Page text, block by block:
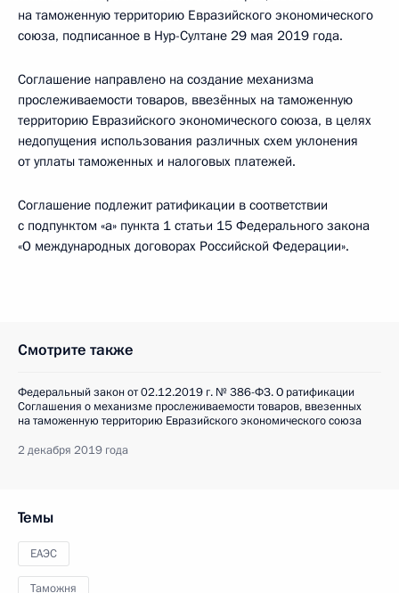
на таможенную территорию Евразийского экономического
союза, подписанное в Нур-Султане 29 мая 2019 года.
Соглашение направлено на создание механизма
прослеживаемости товаров, ввезённых на таможенную
территорию Евразийского экономического союза, в целях
недопущения использования различных схем уклонения
от уплаты таможенных и налоговых платежей.
Соглашение подлежит ратификации в соответствии
с подпунктом «а» пункта 1 статьи 15 Федерального закона
«О международных договорах Российской Федерации».
Смотрите также
Федеральный закон от 02.12.2019 г. № 386-ФЗ. О ратификации
Соглашения о механизме прослеживаемости товаров, ввезенных
на таможенную территорию Евразийского экономического союза
2 декабря 2019 года
Темы
ЕАЭС
Таможня